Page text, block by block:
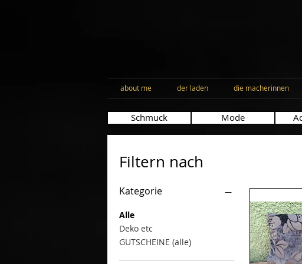
about me der laden die macherinnen
Schmuck Mode
Filtern nach
Kategorie
Alle
Deko etc
GUTSCHEINE (alle)